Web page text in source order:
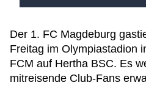
Der 1. FC Magdeburg
Freitag im Olympiastadion
FCM auf Hertha BSC. Es
mitreisende Club-Fans